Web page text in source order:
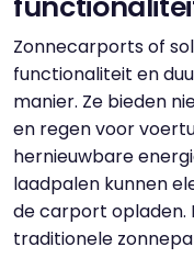
Zonnecarports of
functionaliteit en
manier. Ze bieden
en regen voor
hernieuwbare
laadpalen kunnen
de carport opladen.
traditionele